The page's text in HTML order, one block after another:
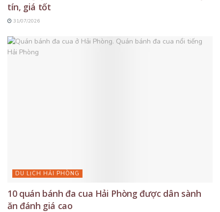
tín, giá tốt
31/07/2026
DU LỊCH HẢI PHÒNG
10 quán bánh đa cua Hải Phòng được dân sành
ăn đánh giá cao